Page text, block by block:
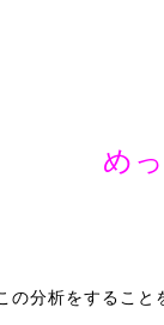
め
の分析をすること